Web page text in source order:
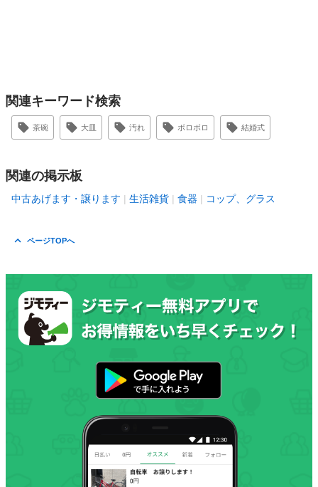
関連キーワード検索
茶碗 大皿 汚れ ボロボロ 結婚式
関連の掲示板
中古あげます・譲ります 生活雑貨 食器 コップ、グラス
ページTOPへ